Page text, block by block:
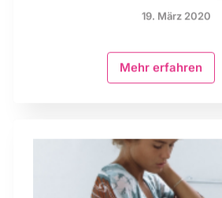
19. März 2020
Mehr erfahren